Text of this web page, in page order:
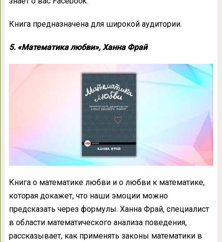
Книга предназначена для широкой аудитории.
5. «Математика любви», Ханна Фрай
Книга о математике любви и о любви к математике,
которая докажет, что наши эмоции можно
предсказать через формулы. Ханна Фрай, специалист
в области математического анализа поведения,
рассказывает, как применять законы математики в